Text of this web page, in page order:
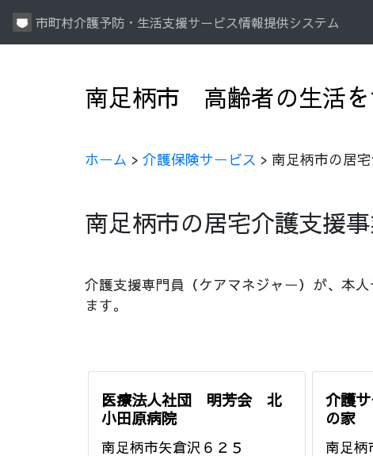
市町村介護予防・生活支援サービス情報提供システム
南足柄市 高齢者の生活
ホーム > 介護保険サービス > 南足柄市の居
南足柄市の居宅介護支援
介護支援専門員（ケアマネジャー）が、本
ます。
医療法人社団 明芳会 北
小田原病院
南足柄市矢倉沢６２５
介護
の家
南足柄